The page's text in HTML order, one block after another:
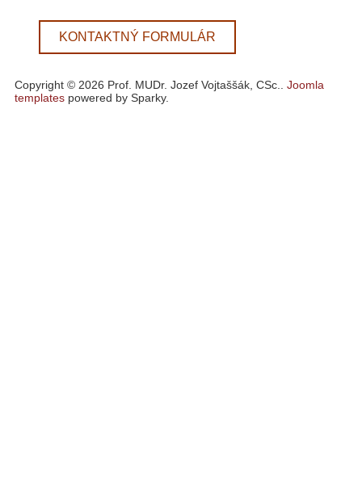
KONTAKTNÝ FORMULÁR
Copyright © 2026 Prof. MUDr. Jozef Vojtaššák, CSc.. Joomla
templates powered by Sparky.